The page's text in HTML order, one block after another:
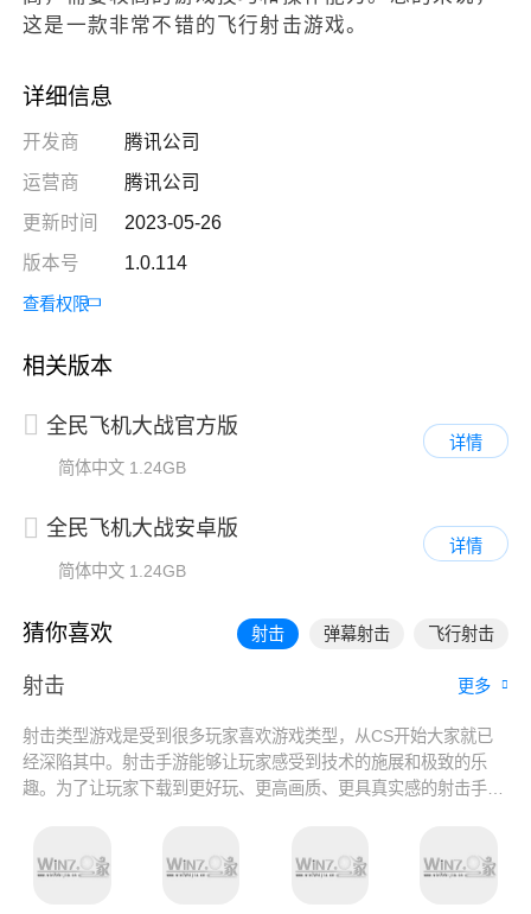
这是一款非常不错的飞行射击游戏。
详细信息
开发商
腾讯公司
运营商
腾讯公司
更新时间
2023-05-26
版本号
1.0.114
查看权限
相关版本
全民飞机大战官方版
简体中文 1.24GB
详情
全民飞机大战安卓版
简体中文 1.24GB
详情
猜你喜欢 射击 弹幕射击 飞行射击
射击 更多
射击类型游戏是受到很多玩家喜欢游戏类型，从CS开始大家就已
经深陷其中。射击手游能够让玩家感受到技术的施展和极致的乐
趣。为了让玩家下载到更好玩、更高画质、更具真实感的射击手
选择下载，享受射击游戏的独特魅力。